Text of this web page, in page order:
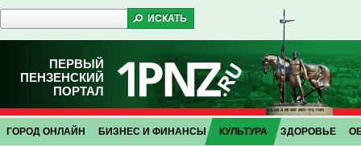
ПЕРВЫЙ
ПЕНЗЕНСКИЙ
ПОРТАЛ
ГОРОД ОНЛАЙН БИЗНЕС И ФИНАНСЫ КУЛЬТУРА ЗДОРОВЬЕ